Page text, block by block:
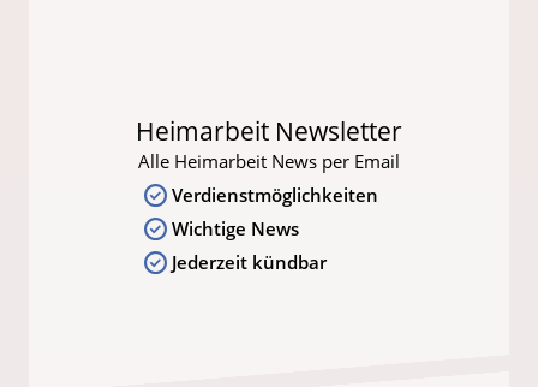
Heimarbeit Newsletter
Alle Heimarbeit News per Email
Verdienstmöglichkeiten
Wichtige News
Jederzeit kündbar